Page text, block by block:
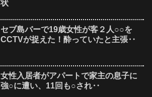
状
セブ島バーで19歳女性が客２人○○を
CCTVが捉えた！酔っていたと主張‥
女性入居者がアパートで家主の息子に
強○に遭い、11回も○され‥